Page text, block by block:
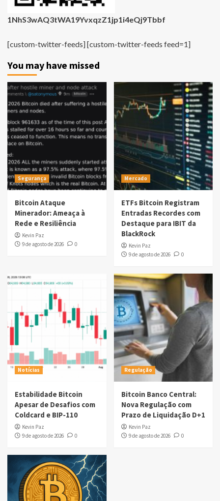
1NhS3wAQ3tWA19YvxqzZ1jp1i4eQj9Tbbf
[custom-twitter-feeds] [custom-twitter-feeds feed=1]
You may have missed
Segurança
Bitcoin Ataque
Minerador: Ameaça à
Rede e Resiliência
Kevin Paz
9 de agosto de 2026
0
Mercado
ETFs Bitcoin Registram
Entradas Recordes com
Destaque para IBIT da
BlackRock
Kevin Paz
9 de agosto de 2026
0
Notícias
Estabilidade Bitcoin
Apesar de Desafios com
Coldcard e BIP-110
Kevin Paz
9 de agosto de 2026
0
Regulação
Bitcoin Banco Central:
Nova Regulação com
Prazo de Liquidação D+1
Kevin Paz
9 de agosto de 2026
0